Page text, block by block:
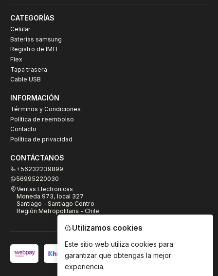
CATEGORÍAS
Celular
Baterías samsung
Registro de IMEI
Flex
Tapa trasera
Cable USB
INFORMACIÓN
Términos y Condiciones
Política de reembolso
Contacto
Política de privacidad
CONTÁCTANOS
+56232239899
56995220030
Ventas Electronicas
Moneda 973, local 327
Santiago - Santiago Centro
Región Metropolitana - Chile
Utilizamos cookies
Este sitio web utiliza cookies para
garantizar que obtengas la mejor
experiencia.